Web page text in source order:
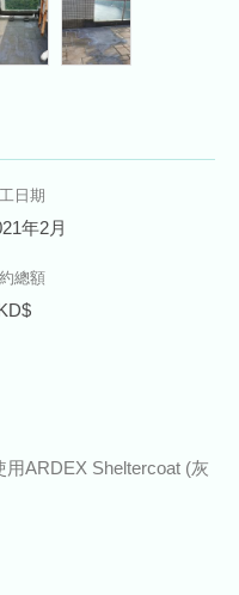
日期
年2月
總額
ARDEX Sheltercoat (灰